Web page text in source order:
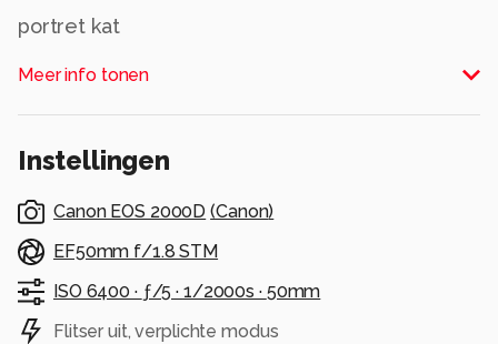
portret kat
Alle rechten voorbehouden
Meer info tonen
Instellingen
Canon EOS 2000D (Canon)
EF50mm f/1.8 STM
ISO 6400 · ƒ/5 · 1/2000s · 50mm
Flitser uit, verplichte modus